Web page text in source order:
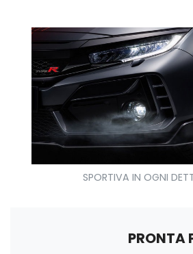
SPORTIVA IN OGNI
PRONTA